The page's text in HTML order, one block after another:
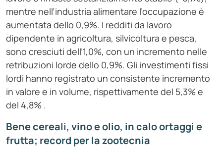
mentre nell’industria alimentare l’occupazione è
aumentata dello 0,9%. I redditi da lavoro
dipendente in agricoltura, silvicoltura e pesca,
sono cresciuti dell’1,0%, con un incremento nelle
retribuzioni lorde dello 0,9%. Gli investimenti fissi
lordi hanno registrato un consistente incremento
in valore e in volume, rispettivamente del 5,3% e
del 4,8% .
Bene cereali, vino e olio, in calo ortaggi e
frutta; record per la zootecnia